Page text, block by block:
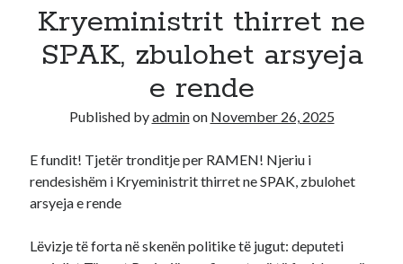
Recent Comments
A WordPress CommenteronHello world!
Kryeministrit thirret ne
SPAK, zbulohet arsyeja
e rende
Published byadminon November 26, 2025
E fundit! Tjetër tronditje per RAMEN! Njeriu i
rendesishëm i Kryeministrit thirret ne SPAK, zbulohet
arsyeja e rende
Lëvizje të forta në skenën politike të jugut: deputeti